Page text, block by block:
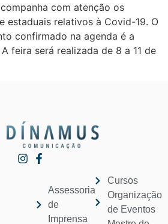
com atenção os
estaduais relativos à Covid-19. O
confirmado na agenda é a
feira será realizada de 8 a 11 de
Assessoria
de
Imprensa
Cursos
Organização
de Eventos